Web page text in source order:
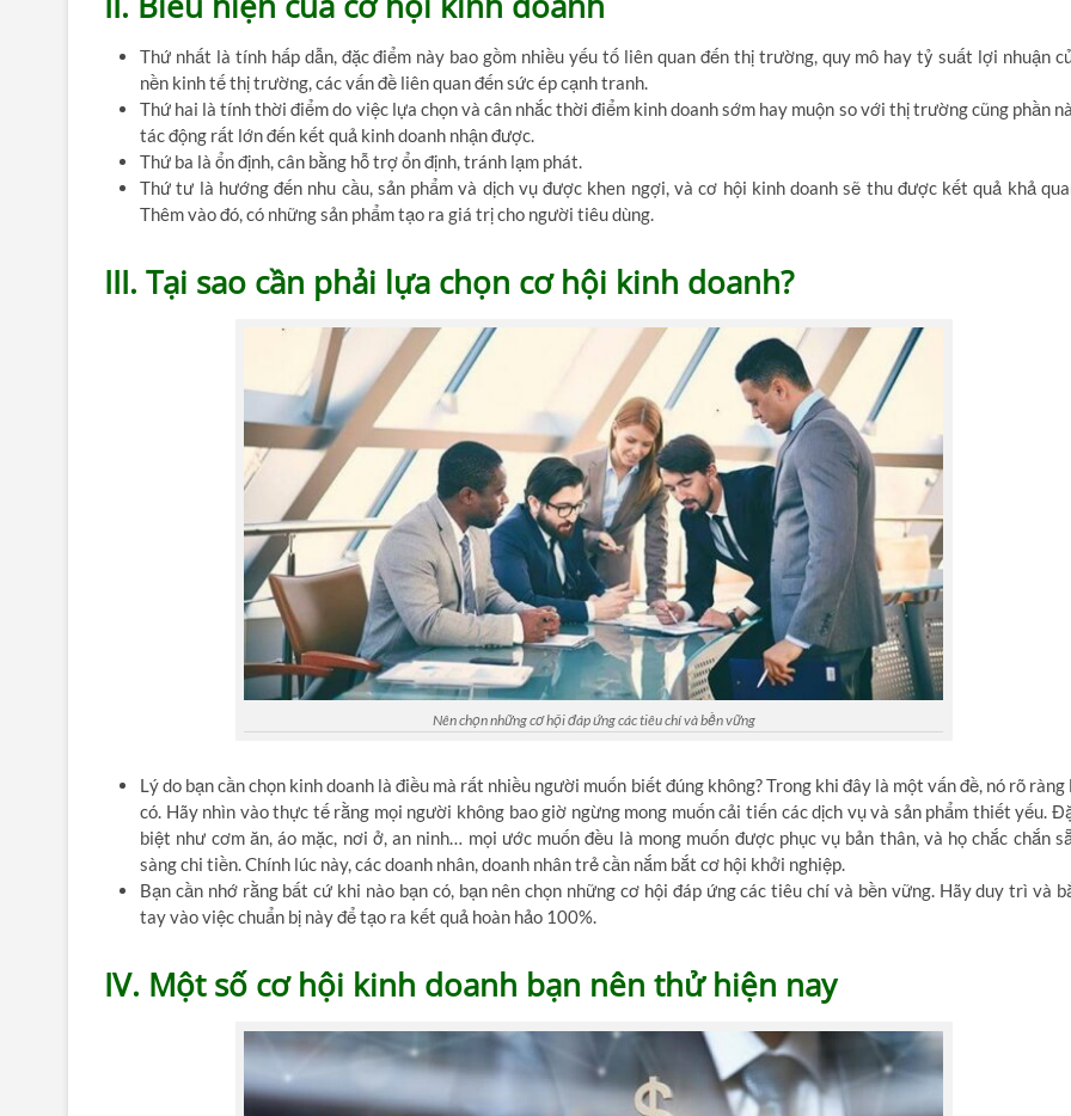
Thứ nhất là tính hấp dẫn, đặc điểm này bao gồm nhiều yếu tố liên quan đến thị trường, quy mô hay tỷ suất lợi nhuận
nền kinh tế thị trường, các vấn đề liên quan đến sức ép cạnh tranh.
Thứ hai là tính thời điểm do việc lựa chọn và cân nhắc thời điểm kinh doanh sớm hay muộn so với thị trường cũng phần
tác động rất lớn đến kết quả kinh doanh nhận được.
Thứ ba là ổn định, cân bằng hỗ trợ ổn định, tránh lạm phát.
Thứ tư là hướng đến nhu cầu, sản phẩm và dịch vụ được khen ngợi, và cơ hội kinh doanh sẽ thu được kết quả khả
Thêm vào đó, có những sản phẩm tạo ra giá trị cho người tiêu dùng.
III. Tại sao cần phải lựa chọn cơ hội kinh doanh?
Nên chọn những cơ hội đáp ứng các tiêu chí và bền vững
Lý do bạn cần chọn kinh doanh là điều mà rất nhiều người muốn biết đúng không? Trong khi đây là một vấn đề, nó rõ ràng
có. Hãy nhìn vào thực tế rằng mọi người không bao giờ ngừng mong muốn cải tiến các dịch vụ và sản phẩm thiết yếu.
biệt như cơm ăn, áo mặc, nơi ở, an ninh… mọi ước muốn đều là mong muốn được phục vụ bản thân, và họ chắc chắn
sàng chi tiền. Chính lúc này, các doanh nhân, doanh nhân trẻ cần nắm bắt cơ hội khởi nghiệp.
Bạn cần nhớ rằng bất cứ khi nào bạn có, bạn nên chọn những cơ hội đáp ứng các tiêu chí và bền vững. Hãy duy trì và
tay vào việc chuẩn bị này để tạo ra kết quả hoàn hảo 100%.
IV. Một số cơ hội kinh doanh bạn nên thử hiện nay